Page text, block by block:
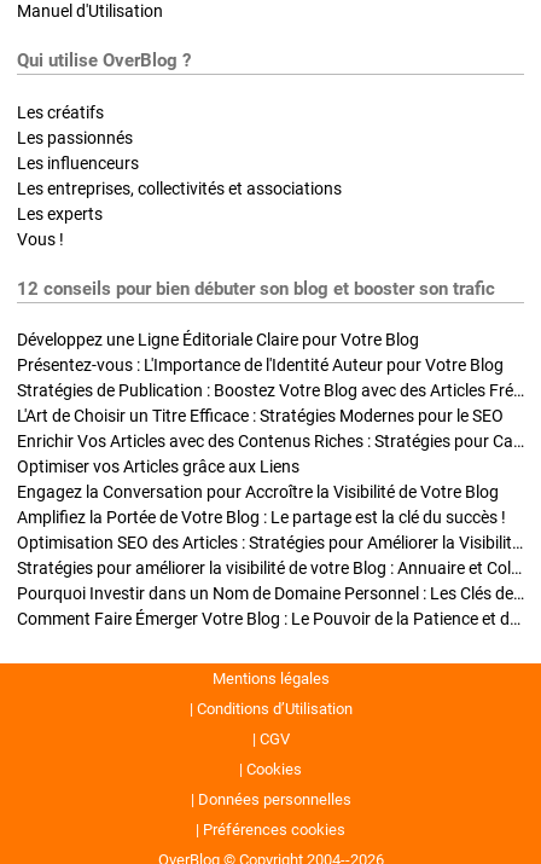
Manuel d'Utilisation
Qui utilise OverBlog ?
Les créatifs
Les passionnés
Les influenceurs
Les entreprises, collectivités et associations
Les experts
Vous !
12 conseils pour bien débuter son blog et booster son trafic
Développez une Ligne Éditoriale Claire pour Votre Blog
Présentez-vous : L'Importance de l'Identité Auteur pour Votre Blog
Stratégies de Publication : Boostez Votre Blog avec des Articles Fréquents et Exclusifs
L'Art de Choisir un Titre Efficace : Stratégies Modernes pour le SEO
Enrichir Vos Articles avec des Contenus Riches : Stratégies pour Captiver et Optimiser
Optimiser vos Articles grâce aux Liens
Engagez la Conversation pour Accroître la Visibilité de Votre Blog
Amplifiez la Portée de Votre Blog : Le partage est la clé du succès !
Optimisation SEO des Articles : Stratégies pour Améliorer la Visibilité de Votre Blog
Stratégies pour améliorer la visibilité de votre Blog : Annuaire et Collaborations
Pourquoi Investir dans un Nom de Domaine Personnel : Les Clés de la Réussite de Votre Blog
Comment Faire Émerger Votre Blog : Le Pouvoir de la Patience et de la Persévérance
Mentions légales
Conditions d’Utilisation
CGV
Cookies
Données personnelles
Préférences cookies
OverBlog © Copyright 2004--2026